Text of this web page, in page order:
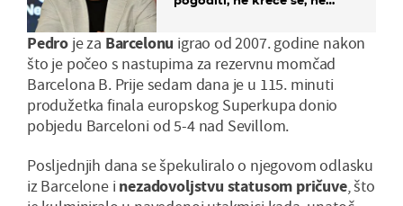
Pedro je za Barcelonu igrao od 2007. godine nakon
što je počeo s nastupima za rezervnu momčad
Barcelona B. Prije sedam dana je u 115. minuti
produžetka finala europskog Superkupa donio
pobjedu Barceloni od 5-4 nad Sevillom.
Posljednjih dana se špekuliralo o njegovom odlasku
iz Barcelone i nezadovoljstvu statusom pričuve, što